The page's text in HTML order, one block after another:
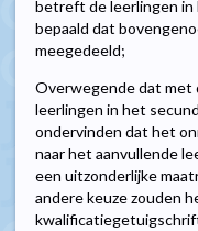
betreft de leerlingen in
bepaald dat
meegedeeld;
Overwegende dat met
leerlingen in het
ondervinden dat het
naar het aanvullende
een uitzonderlijke
andere keuze zouden